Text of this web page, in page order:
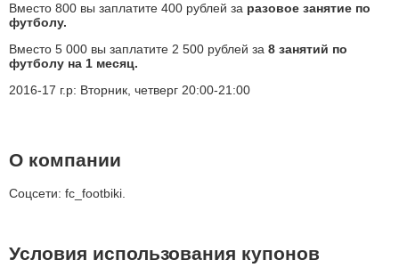
Вместо 800 вы заплатите 400 рублей за разовое занятие по
футболу.
Вместо 5 000 вы заплатите 2 500 рублей за 8 занятий по
футболу на 1 месяц.
2016-17 г.р: Вторник, четверг 20:00-21:00
О компании
Соцсети: fc_footbiki.
Условия использования купонов